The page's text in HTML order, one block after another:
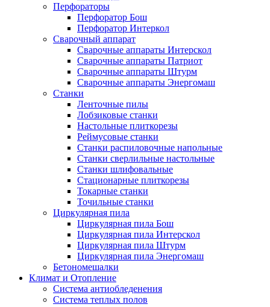
Перфораторы
Перфоратор Бош
Перфоратор Интеркол
Сварочный аппарат
Сварочные аппараты Интерскол
Сварочные аппараты Патриот
Сварочные аппараты Штурм
Сварочные аппараты Энергомаш
Станки
Ленточные пилы
Лобзиковые станки
Настольные плиткорезы
Реймусовые станки
Станки распиловочные напольные
Станки сверлильные настольные
Станки шлифовальные
Стационарные плиткорезы
Токарные станки
Точильные станки
Циркулярная пила
Циркулярная пила Бош
Циркулярная пила Интерскол
Циркулярная пила Штурм
Циркулярная пила Энергомаш
Бетономешалки
Климат и Отопление
Система антиобледенения
Система теплых полов